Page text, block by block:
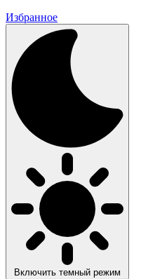
Избранное
Включить темный режим